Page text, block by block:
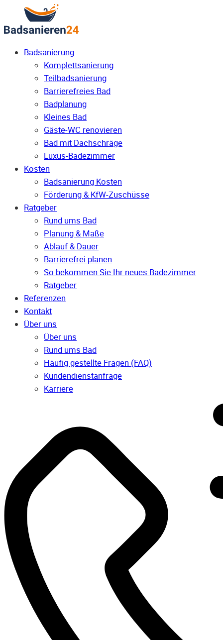
Badsanierung
Komplettsanierung
Teilbadsanierung
Barrierefreies Bad
Badplanung
Kleines Bad
Gäste-WC renovieren
Bad mit Dachschräge
Luxus-Badezimmer
Kosten
Badsanierung Kosten
Förderung & KfW-Zuschüsse
Ratgeber
Rund ums Bad
Planung & Maße
Ablauf & Dauer
Barrierefrei planen
So bekommen Sie Ihr neues Badezimmer
Ratgeber
Referenzen
Kontakt
Über uns
Über uns
Rund ums Bad
Häufig gestellte Fragen (FAQ)
Kunden­dienst­anfrage
Karriere